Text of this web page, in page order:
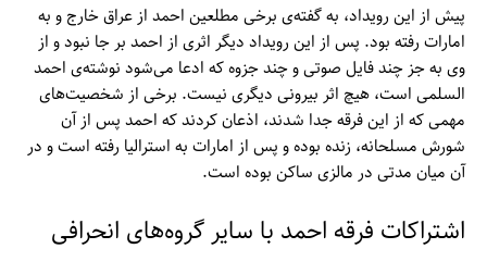
پیش از این رویداد، به گفته‌ی برخی مطلعین احمد از عراق خارج و به
امارات رفته بود. پس از این رویداد دیگر اثری از احمد بر جا نبود و از
وی به جز چند فایل صوتی و چند جزوه که ادعا می‌شود نوشته‌ی احمد
السلمی است، هیچ اثر بیرونی دیگری نیست. برخی از شخصیت‌های
مهمی که از این فرقه جدا شدند، اذعان کردند که احمد پس از آن
شورش مسلحانه، زنده بوده و پس از امارات به استرالیا رفته است و در
آن میان مدتی در مالزی ساکن بوده است.
اشتراکات فرقه احمد با سایر گروه‌های انحرافی